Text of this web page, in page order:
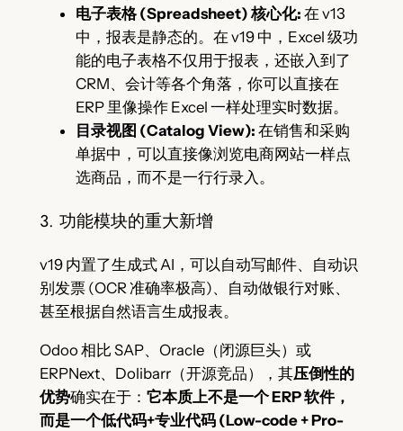
电子表格 (Spreadsheet) 核心化: 在 v13
中，报表是静态的。在 v19 中，Excel 级功
能的电子表格不仅用于报表，还嵌入到了
CRM、会计等各个角落，你可以直接在
ERP 里像操作 Excel 一样处理实时数据。
目录视图 (Catalog View): 在销售和采购
单据中，可以直接像浏览电商网站一样点
选商品，而不是一行行录入。
3. 功能模块的重大新增
v19 内置了生成式 AI，可以自动写邮件、自动识
别发票 (OCR 准确率极高)、自动做银行对账、
甚至根据自然语言生成报表。
Odoo 相比 SAP、Oracle（闭源巨头）或
ERPNext、Dolibarr（开源竞品），其压倒性的
优势确实在于： 它本质上不是一个 ERP 软件，
而是一个低代码+专业代码 (Low-code + Pro-